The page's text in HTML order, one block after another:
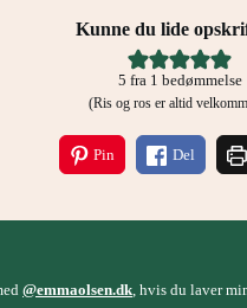
Kunne du lide
5 fra 1 bedømmelse
(Ris og ros er altid
Pin Del
@emmaolsen.dk, hvis du laver